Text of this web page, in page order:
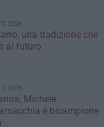
2026
una tradizione che
al futuro
2026
Michele
è bicampione